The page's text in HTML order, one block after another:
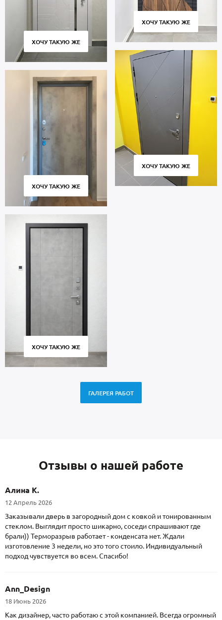
ХОЧУ ТАКУЮ ЖЕ
ХОЧУ ТАКУЮ ЖЕ
ХОЧУ ТАКУЮ ЖЕ
ХОЧУ ТАКУЮ ЖЕ
ХОЧУ ТАКУЮ ЖЕ
ГАЛЕРЕЯ РАБОТ
Отзывы о нашей работе
Алина К.
12 Апрель 2026
Заказывали дверь в загородный дом с ковкой и тонированным
стеклом. Выглядит просто шикарно, соседи спрашивают где
брали)) Терморазрыв работает - конденсата нет. Ждали
изготовление 3 недели, но это того стоило. Индивидуальный
подход чувствуется во всем. Спасибо!
Ann_Design
18 Июнь 2026
Как дизайнер, часто работаю с этой компанией. Всегда огромный